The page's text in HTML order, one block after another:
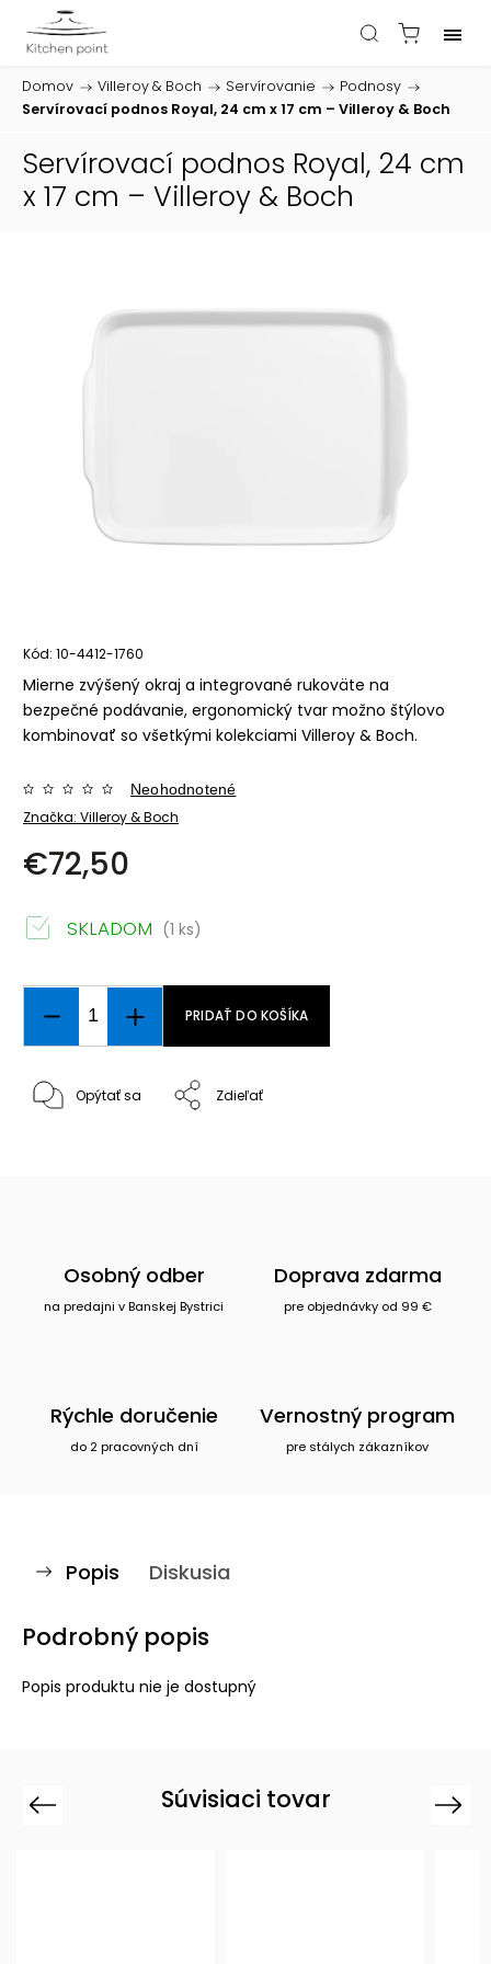
Domov / Villeroy & Boch / Servírovanie / Podnosy /
Servírovací podnos Royal, 24 cm x 17 cm – Villeroy & Boch
Servírovací podnos Royal, 24 cm
x 17 cm – Villeroy & Boch
Kód: 10-4412-1760
Mierne zvýšený okraj a integrované rukoväte na
bezpečné podávanie, ergonomický tvar možno štýlovo
kombinovať so všetkými kolekciami Villeroy & Boch.
Značka: Villeroy & Boch
Neohodnotené
€72,50
SKLADOM (1 ks)
PRIDAŤ DO KOŠÍKA
Opýtať sa Zdieľať
Osobný odber
na predajni v Banskej Bystrici
Doprava zdarma
pre objednávky od 99 €
Rýchle doručenie
do 2 pracovných dní
Vernostný program
pre stálych zákazníkov
Popis Diskusia
Podrobný popis
Popis produktu nie je dostupný
Súvisiaci tovar
Previous Next